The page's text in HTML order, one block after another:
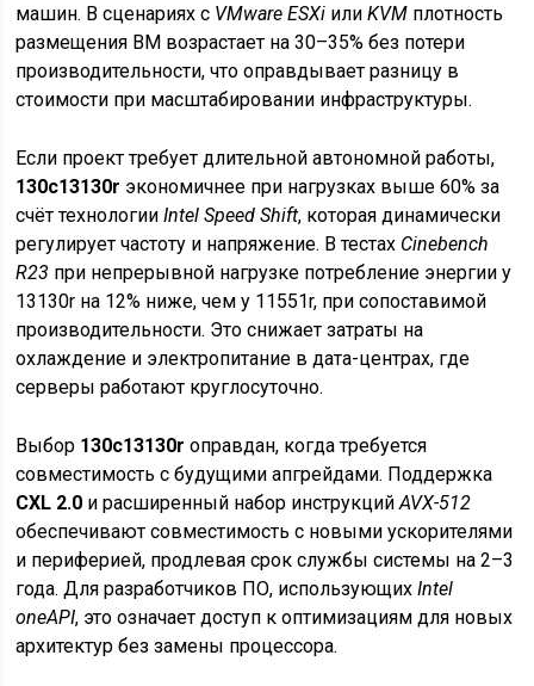
машин. В сценариях с VMware ESXi илиKVM плотность
размещения ВМ возрастает на 30–35% без потери
производительности, что оправдывает разницу в
стоимости при масштабировании инфраструктуры.
Если проект требует длительной автономной работы,
130c13130r экономичнее при нагрузках выше 60% за
счёт технологииIntel Speed Shift, которая динамически
регулирует частоту и напряжение. В тестах Cinebench
R23 при непрерывной нагрузке потребление энергии у
13130r на 12% ниже, чем у 11551r, при сопоставимой
производительности. Это снижает затраты на
охлаждение и электропитание в дата-центрах, где
серверы работают круглосуточно.
Выбор 130c13130r оправдан, когда требуется
совместимость с будущими апгрейдами. Поддержка
CXL 2.0 и расширенный набор инструкцийAVX-512
обеспечивают совместимость с новыми ускорителями
и периферией, продлевая срок службы системы на 2–3
года. Для разработчиков ПО, использующихIntel
oneAPI, это означает доступ к оптимизациям для новых
архитектур без замены процессора.